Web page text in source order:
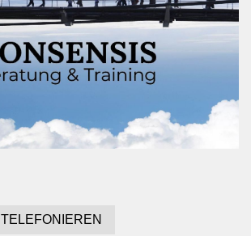
TELEFONIEREN